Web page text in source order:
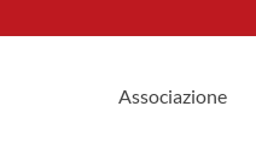
Associazione